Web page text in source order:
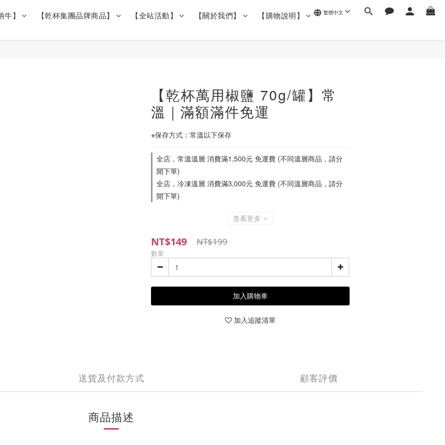
】 【乾杯集團品牌商品】 【全站活動】 【關於我們】 【購物說明】 繁體中文
【乾杯萬用椒鹽 70g/罐】常
溫｜滿額滿件免運
※保存方式：常溫以下保存
全店，常溫溫層 消費滿1,500元 免運費 (不同溫層商品，請分
開下單)
全店，冷凍溫層 消費滿3,000元 免運費 (不同溫層商品，請分
開下單)
查看更多
NT$149 NT$199
數量
加入購物車
加入追蹤清單
送貨及付款方式 顧客評價
商品描述